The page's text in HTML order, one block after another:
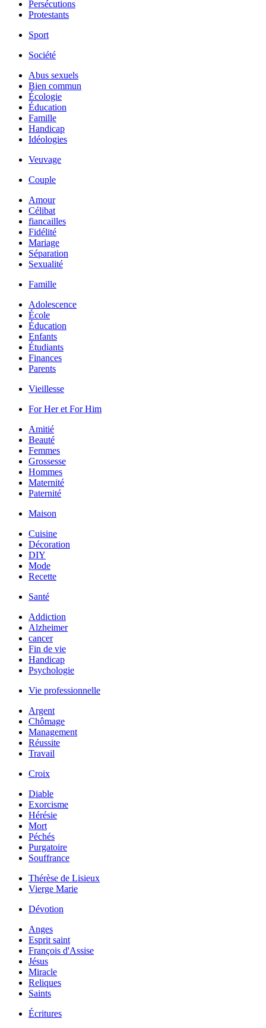
Persécutions
Protestants
Sport
Société
Abus sexuels
Bien commun
Écologie
Éducation
Famille
Handicap
Idéologies
Veuvage
Couple
Amour
Célibat
fiancailles
Fidélité
Mariage
Séparation
Sexualité
Famille
Adolescence
École
Éducation
Enfants
Étudiants
Finances
Parents
Vieillesse
For Her et For Him
Amitié
Beauté
Femmes
Grossesse
Hommes
Maternité
Paternité
Maison
Cuisine
Décoration
DIY
Mode
Recette
Santé
Addiction
Alzheimer
cancer
Fin de vie
Handicap
Psychologie
Vie professionnelle
Argent
Chômage
Management
Réussite
Travail
Croix
Diable
Exorcisme
Hérésie
Mort
Péchés
Purgatoire
Souffrance
Thérèse de Lisieux
Vierge Marie
Dévotion
Anges
Esprit saint
François d'Assise
Jésus
Miracle
Reliques
Saints
Écritures